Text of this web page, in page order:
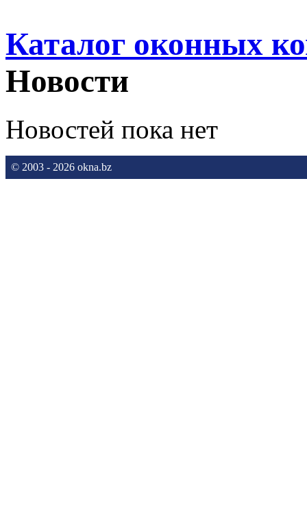
Каталог оконных
Новости
Новостей пока нет
© 2003 - 2026 okna.bz